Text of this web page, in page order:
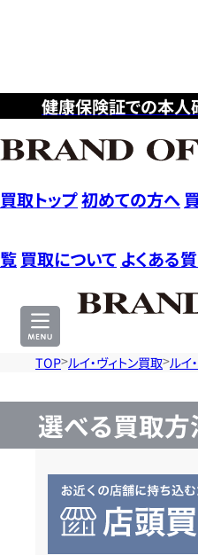
健康保険証での本
買取トップ初めての方へ
覧 買取について よくある
TOP ルイ・ヴィトン買取 ルイ
選べる買取方